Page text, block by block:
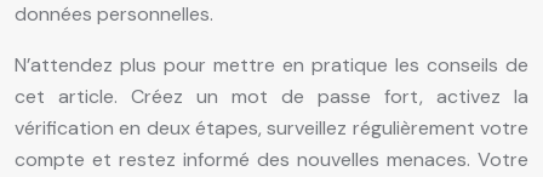
données personnelles.
N’attendez plus pour mettre en pratique les conseils de
cet article. Créez un mot de passe fort, activez la
vérification en deux étapes, surveillez régulièrement votre
compte et restez informé des nouvelles menaces. Votre